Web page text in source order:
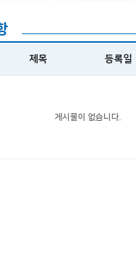
제목 등록일
게시물이 없습니다.